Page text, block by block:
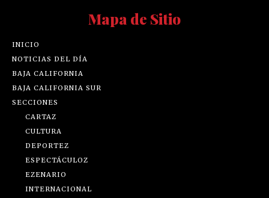
Mapa de Sitio
INICIO
NOTICIAS DEL DÍA
BAJA CALIFORNIA
BAJA CALIFORNIA SUR
SECCIONES
CARTAZ
CULTURA
DEPORTEZ
ESPECTÁCULOZ
EZENARIO
INTERNACIONAL